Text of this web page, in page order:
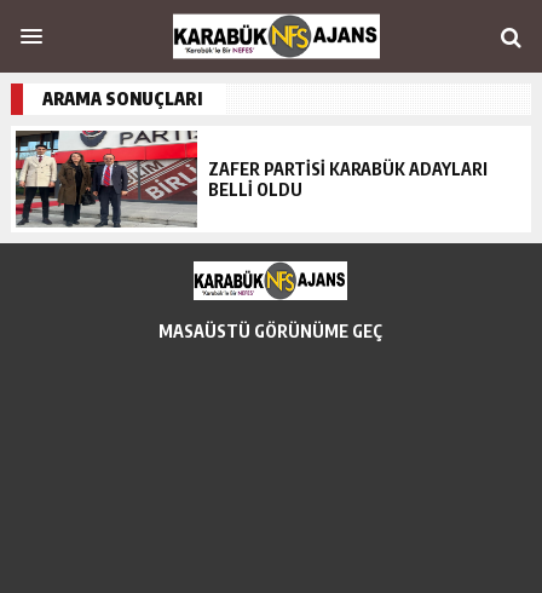
ARAMA SONUÇLARI
ZAFER PARTİSİ KARABÜK ADAYLARI
BELLİ OLDU
MASAÜSTÜ GÖRÜNÜME GEÇ